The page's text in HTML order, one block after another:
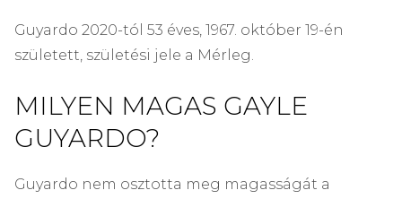
Guyardo 2020-tól 53 éves, 1967. október 19-én
született, születési jele a Mérleg.
MILYEN MAGAS GAYLE
GUYARDO?
Guyardo nem osztotta meg magasságát a